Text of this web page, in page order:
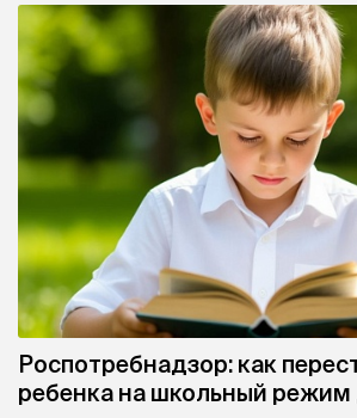
Роспотребнадзор: как
ребенка на школьный режим